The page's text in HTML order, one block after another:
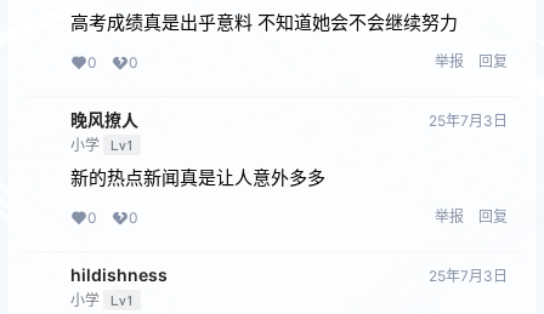
高考成绩真是出乎意料 不知道她会不会继续努力
0 0 举报 回复
晚风撩人
小学 Lv1
25年7月3日
新的热点新闻真是让人意外多多
0 0 举报 回复
hildishness
小学 Lv1
25年7月3日